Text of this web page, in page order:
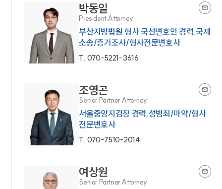
박동일
President Attorney
부산지방법원 형사 국선변호인 경력,국제
소송/증거조사/형사전문변호사
T. 070-5221-3616
조영곤
Senior Partner Attorney
서울중앙지검장 경력,성범죄/마약/형사
전문변호사
T. 070-7510-2014
여상원
Senior Partner Attorney